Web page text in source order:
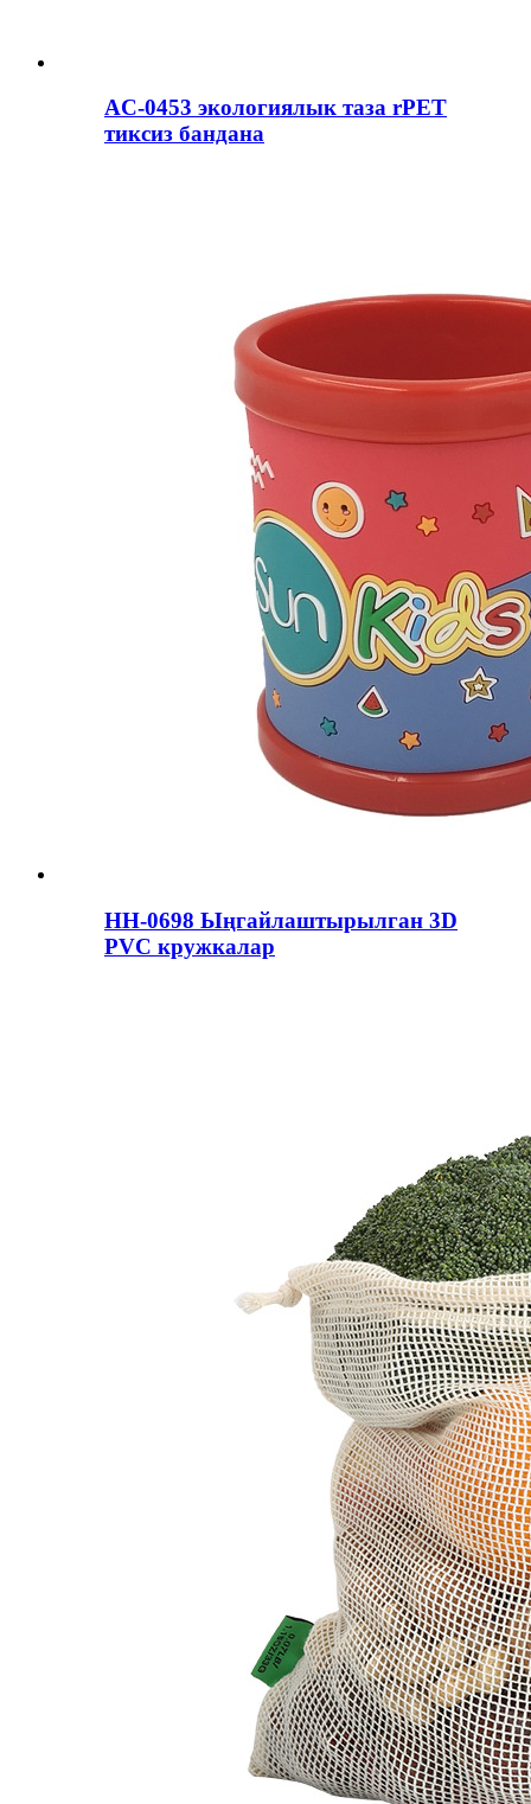
AC-0453 экологиялык таза rPET
тиксиз бандана
HH-0698 Ыңгайлаштырылган 3D
PVC кружкалар